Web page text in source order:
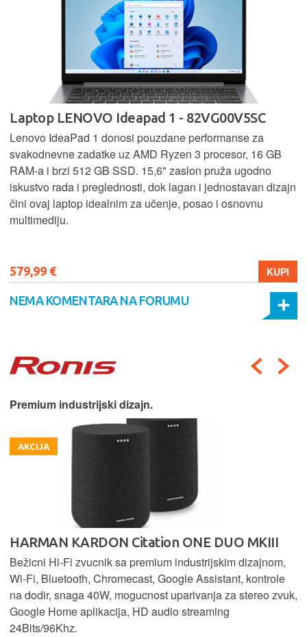
Laptop LENOVO Ideapad 1 - 82VG00V5SC
Lenovo IdeaPad 1 donosi pouzdane performanse za
svakodnevne zadatke uz AMD Ryzen 3 procesor, 16 GB
RAM-a i brzi 512 GB SSD. 15,6" zaslon pruža ugodno
iskustvo rada i preglednosti, dok lagan i jednostavan dizajn
čini ovaj laptop idealnim za učenje, posao i osnovnu
multimediju.
579,99 € KUPI
NEMA KOMENTARA NA FORUMU
Premium industrijski dizajn.
AKCIJA
HARMAN KARDON Citation ONE DUO MKIII
Bežicni Hi-Fi zvucnik sa premium industrijskim dizajnom,
Wi-Fi, Bluetooth, Chromecast, Google Assistant, kontrole
na dodir, snaga 40W, mogucnost uparivanja za stereo zvuk,
Google Home aplikacija, HD audio streaming
24Bits/96Khz.